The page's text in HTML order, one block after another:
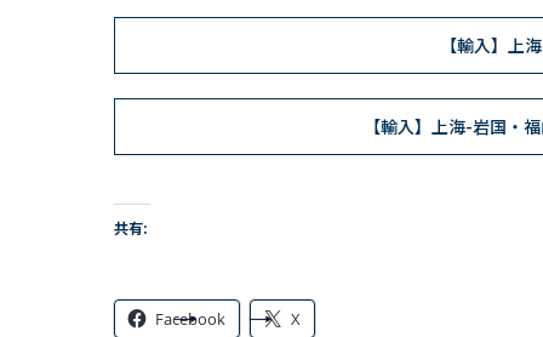
【輸入】上
【輸入】上海-岩国・
共有:
Facebook X